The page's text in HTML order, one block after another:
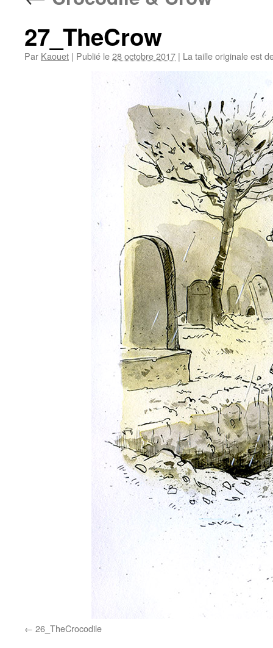
27_TheCrow
Par Kaouet | Publié le28 octobre 2017 | La taille originale est
26_TheCrocodile